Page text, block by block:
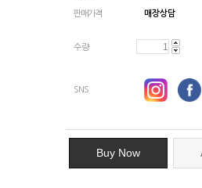
판매가격 매장상담
수량
SNS
Buy Now